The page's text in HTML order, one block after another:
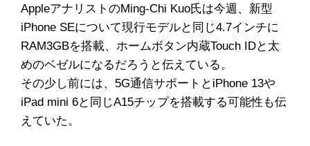
AppleアナリストのMing-Chi Kuo氏は今週、新型
iPhone SEについて現行モデルと同じ4.7インチに
RAM3GBを搭載、ホームボタン内蔵Touch IDと太
めのベゼルになるだろうと伝えている。
その少し前には、5G通信サポートとiPhone 13や
iPad mini 6と同じA15チップを搭載する可能性も伝
えていた。